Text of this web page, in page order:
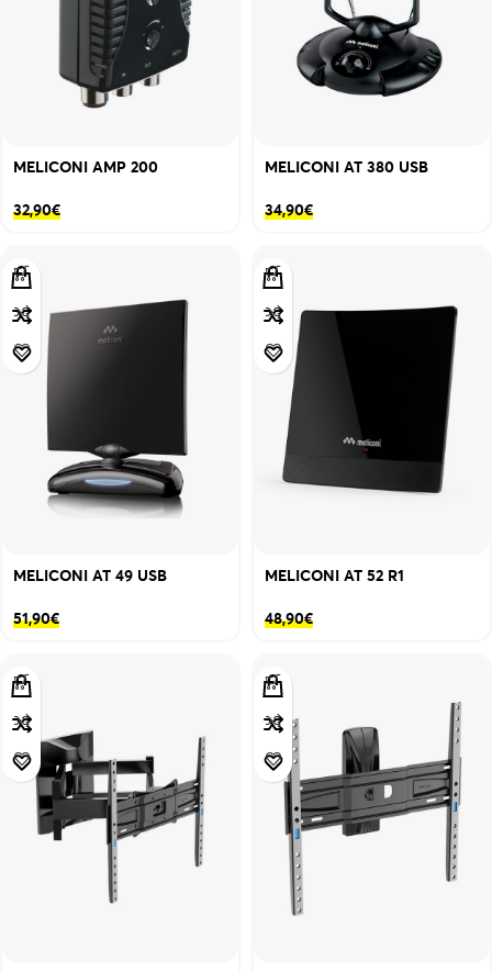
MELICONI AMP 200
32,90€
MELICONI AT 380 USB
34,90€
MELICONI AT 49 USB
51,90€
MELICONI AT 52 R1
48,90€